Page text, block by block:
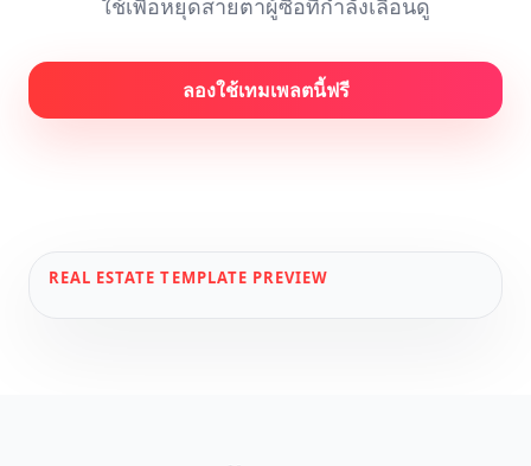
ใช้เพื่อหยุดสายตาผู้ซื้อที่กำลังเลื่อนดู
ลองใช้เทมเพลตนี้ฟรี
REAL ESTATE TEMPLATE PREVIEW